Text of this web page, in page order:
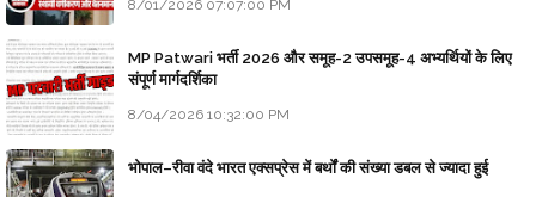
8/01/2026 07:07:00 PM
MP Patwari भर्ती 2026 और समूह-2 उपसमूह-4 अभ्यर्थियों के लिए
संपूर्ण मार्गदर्शिका
8/04/2026 10:32:00 PM
भोपाल–रीवा वंदे भारत एक्सप्रेस में बर्थों की संख्या डबल से ज्यादा हुई